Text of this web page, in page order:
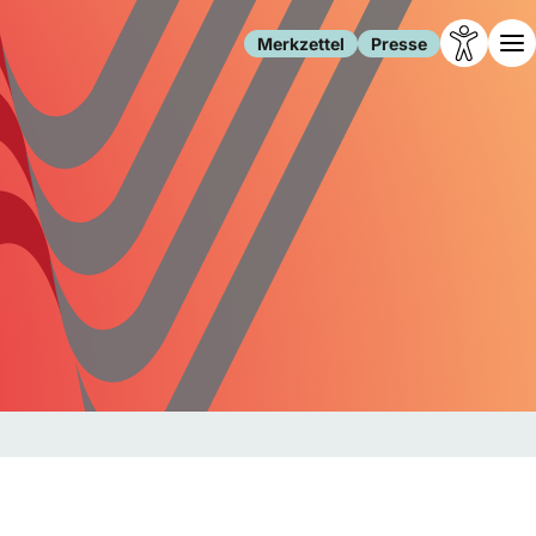
Merkzettel Presse
Leben
Familie
Freizeit
Gesundheit
Internet
Gesellschaft
Forschung
Migration
Polizei